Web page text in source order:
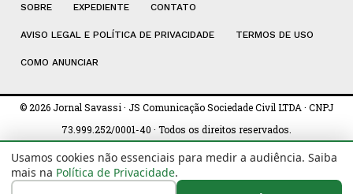
SOBRE EXPEDIENTE CONTATO
AVISO LEGAL E POLÍTICA DE PRIVACIDADE TERMOS DE USO
COMO ANUNCIAR
© 2026 Jornal Savassi · JS Comunicação Sociedade Civil LTDA · CNPJ
73.999.252/0001-40 · Todos os direitos reservados.
Usamos cookies não essenciais para medir a audiência. Saiba
mais na Política de Privacidade.